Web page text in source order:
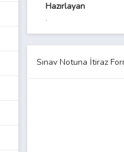
Hazırlayan
.
Sınav Notuna İtiraz